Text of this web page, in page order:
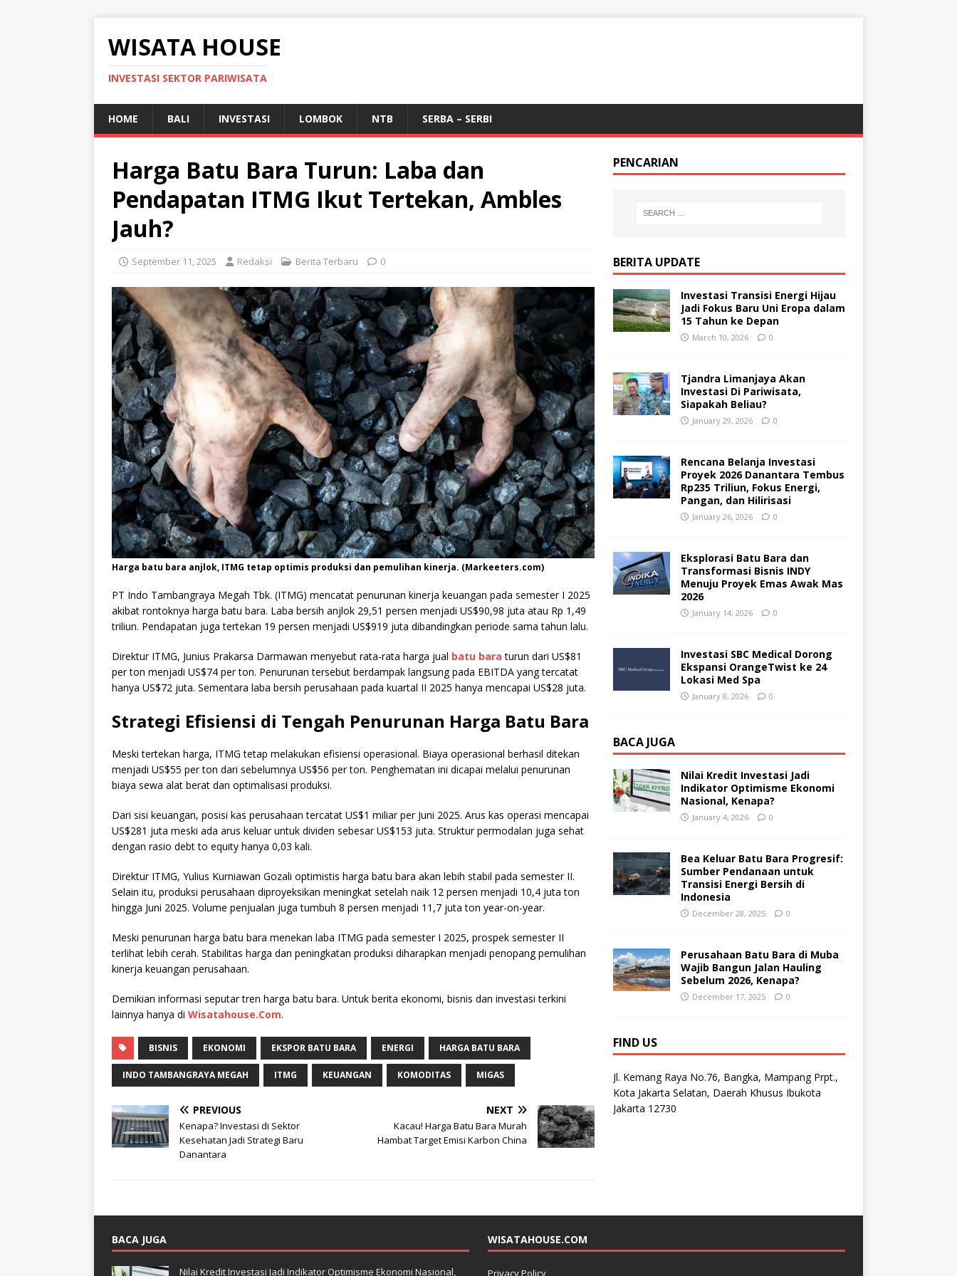
WISATA HOUSE
INVESTASI SEKTOR PARIWISATA
HOME BALI INVESTASI LOMBOK NTB SERBA – SERBI
Harga Batu Bara Turun: Laba dan
Pendapatan ITMG Ikut Tertekan, Ambles
Jauh?
September 11, 2025 Redaksi Berita Terbaru 0
Harga batu bara anjlok, ITMG tetap optimis produksi dan pemulihan kinerja. (Markeeters.com)
PT Indo Tambangraya Megah Tbk. (ITMG) mencatat penurunan kinerja keuangan pada semester I 2025
akibat rontoknya harga batu bara. Laba bersih anjlok 29,51 persen menjadi US$90,98 juta atau Rp 1,49
triliun. Pendapatan juga tertekan 19 persen menjadi US$919 juta dibandingkan periode sama tahun lalu.
Direktur ITMG, Junius Prakarsa Darmawan menyebut rata-rata harga jual batu bara turun dari US$81
per ton menjadi US$74 per ton. Penurunan tersebut berdampak langsung pada EBITDA yang tercatat
hanya US$72 juta. Sementara laba bersih perusahaan pada kuartal II 2025 hanya mencapai US$28 juta.
Strategi Efisiensi di Tengah Penurunan Harga Batu Bara
Meski tertekan harga, ITMG tetap melakukan efisiensi operasional. Biaya operasional berhasil ditekan
menjadi US$55 per ton dari sebelumnya US$56 per ton. Penghematan ini dicapai melalui penurunan
biaya sewa alat berat dan optimalisasi produksi.
Dari sisi keuangan, posisi kas perusahaan tercatat US$1 miliar per Juni 2025. Arus kas operasi mencapai
US$281 juta meski ada arus keluar untuk dividen sebesar US$153 juta. Struktur permodalan juga sehat
dengan rasio debt to equity hanya 0,03 kali.
Direktur ITMG, Yulius Kurniawan Gozali optimistis harga batu bara akan lebih stabil pada semester II.
Selain itu, produksi perusahaan diproyeksikan meningkat setelah naik 12 persen menjadi 10,4 juta ton
hingga Juni 2025. Volume penjualan juga tumbuh 8 persen menjadi 11,7 juta ton year-on-year.
Meski penurunan harga batu bara menekan laba ITMG pada semester I 2025, prospek semester II
terlihat lebih cerah. Stabilitas harga dan peningkatan produksi diharapkan menjadi penopang pemulihan
kinerja keuangan perusahaan.
Demikian informasi seputar tren harga batu bara. Untuk berita ekonomi, bisnis dan investasi terkini
lainnya hanya di Wisatahouse.Com.
BISNIS EKONOMI EKSPOR BATU BARA ENERGI HARGA BATU BARA
INDO TAMBANGRAYA MEGAH ITMG KEUANGAN KOMODITAS MIGAS
PREVIOUS
Kenapa? Investasi di Sektor
Kesehatan Jadi Strategi Baru
Danantara
NEXT
Kacau! Harga Batu Bara Murah
Hambat Target Emisi Karbon China
PENCARIAN
BERITA UPDATE
Investasi Transisi Energi Hijau
Jadi Fokus Baru Uni Eropa dalam
15 Tahun ke Depan
March 10, 2026 0
Tjandra Limanjaya Akan
Investasi Di Pariwisata,
Siapakah Beliau?
January 29, 2026 0
Rencana Belanja Investasi
Proyek 2026 Danantara Tembus
Rp235 Triliun, Fokus Energi,
Pangan, dan Hilirisasi
January 26, 2026 0
Eksplorasi Batu Bara dan
Transformasi Bisnis INDY
Menuju Proyek Emas Awak Mas
2026
January 14, 2026 0
Investasi SBC Medical Dorong
Ekspansi OrangeTwist ke 24
Lokasi Med Spa
January 8, 2026 0
BACA JUGA
Nilai Kredit Investasi Jadi
Indikator Optimisme Ekonomi
Nasional, Kenapa?
January 4, 2026 0
Bea Keluar Batu Bara Progresif:
Sumber Pendanaan untuk
Transisi Energi Bersih di
Indonesia
December 28, 2025 0
Perusahaan Batu Bara di Muba
Wajib Bangun Jalan Hauling
Sebelum 2026, Kenapa?
December 17, 2025 0
FIND US
Jl. Kemang Raya No.76, Bangka, Mampang Prpt.,
Kota Jakarta Selatan, Daerah Khusus Ibukota
Jakarta 12730
BACA JUGA
Nilai Kredit Investasi Jadi Indikator Optimisme Ekonomi Nasional,
WISATAHOUSE.COM
Privacy Policy